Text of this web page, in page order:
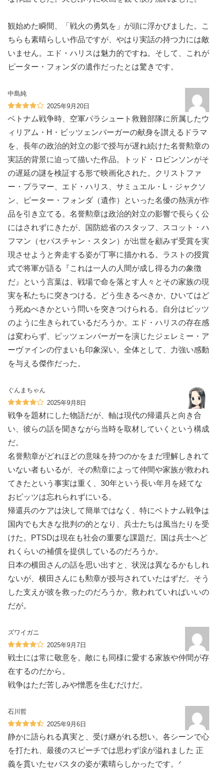
観始めた瞬間、「戦火の勇気を」が頭に浮かびました。こ
ちらも素晴らしい作品ですが、やはり実話の持つ力には敵
いません。エド・ハリスは魅力的ですね。そして、これが
ピーター・フォンダの遺作だったとは驚きです。
中島純
2025年9月20日
ベトナム戦争時、空軍パラシュート救難部隊に所属したウ
ィリアム・H・ビッツェンバーガーの献身を讃えるドラマ
を、長年の政治的対立の影で授与が遅れ続けた名誉勲章の
実話的背景に迫って描いた作品。トッド・ロビンソンがそ
の遅延の謎を検証する形で映画化された。クリストファ
ー・プラマー、エド・ハリス、サミュエル・L・ジャクソ
ン、ピーター・フォンダ（遺作）といった名優の熱演が作
品を引き立てる。名誉勲章は政治的対立の影響で長らく公
にはされずにきたが、国防総省のスタッフ、スコット・ハ
フマン（セバスチャン・スタン）が出世を顧みず受賞を実
現させようと奔走する姿が丁寧に描かれる。ラストの授賞
式で将軍が語る『これは一人の人間が成し得る力の象徴
だ』という言葉は、戦場で命を落とす人々とその家族の現
実を私たちに突きつける。どう生きるべきか、ひいてはど
う死ぬべきかという問いを突きつけられる。自分はビッツ
のように生きられているだろうか。エド・ハリスの存在感
は変わらず、ピッツェンバーガーを演じたジェレミー・ア
ーヴァインの佇まいも印象深い。全体として、力強い感動
を与える傑作だった。
ぐんまちゃん
2025年9月8日
戦争を題材にした物語だが、軸は現代の帰還兵と向き合
い、彼らの話を聞きながら当時を取材していくという構成
だ。
名誉勲章がどれほどの意味を持つのかをまだ理解しきれて
いない者もいるが、その勲章によって仲間や家族が救われ
てきたという事実は重く、30年という長い年月を経てな
おピッツは忘れられずにいる。
帰還兵のケアは決して簡単ではなく、特にベトナム戦争は
国内でも大きな批判の的となり、兵士たちは風当たりを受
けた。PTSDは現在も社会の重要な課題だ。国は兵士へど
れくらいの補償を提供しているのだろうか。
日本の横田さんの話を思い出すと、状況は異なるかもしれ
ないが、横田さんにも勲章が授与されていたはずだ。そう
した支えが彼を救ったのだろうか。救われていればいいの
だが。
ズワイガニ
2025年9月7日
戦士には常に敬意を。敵にも同様に愛する家族や仲間が存
在するのだから。
戦争はただ苦しみや憎悪を生むだけだ。
石川哲
2025年9月6日
静かに語られる真実と、受け継がれる想い。各シーンで心
を打たれ、最後のスピーチでは思わず涙が溢れました 正
義を貫いたセバスタの姿が素晴らしかったです。ᐟ